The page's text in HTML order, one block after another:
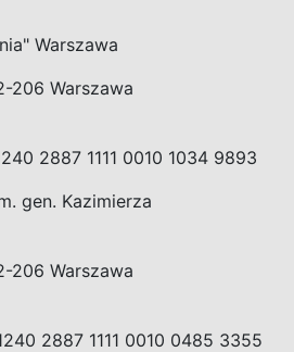
Warszawa
206 Warszawa
2887 1111 0010 1034 9893
gen. Kazimierza
206 Warszawa
2887 1111 0010 0485 3355